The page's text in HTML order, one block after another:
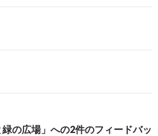
緑の広場」への2件のフィードバッ